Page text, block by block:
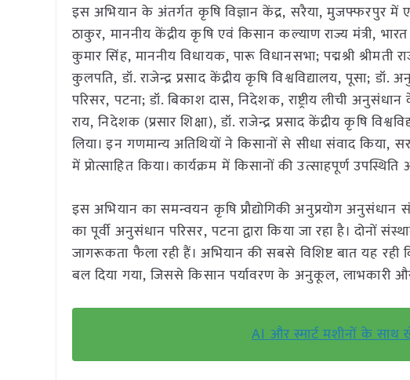
इस अभियान के अंतर्गत कृषि विज्ञान केंद्र, सरैया, मुजफ्फरपुर में
ठाकुर, माननीय केंद्रीय कृषि एवं किसान कल्याण राज्य मंत्री,
कुमार सिंह, माननीय विधायक, पारू विधानसभा; पद्मश्री श्रीमती
कुलपति, डॉ. राजेन्द्र प्रसाद केंद्रीय कृषि विश्वविद्यालय, पूसा;
परिसर, पटना; डॉ. बिकाश दास, निदेशक, राष्ट्रीय लीची
राय, निदेशक (प्रसार शिक्षा), डॉ. राजेन्द्र प्रसाद केंद्रीय कृषि
लिया। इन गणमान्य अतिथियों ने किसानों से सीधा संवाद किया,
में प्रोत्साहित किया। कार्यक्रम में किसानों की उत्साहपूर्ण
इस अभियान का समन्वयन कृषि प्रौद्योगिकी अनुप्रयोग
का पूर्वी अनुसंधान परिसर, पटना द्वारा किया जा रहा है। दोनों
जागरूकता फैला रही हैं। अभियान की सबसे विशिष्ट बात यह
बल दिया गया, जिससे किसान पर्यावरण के अनुकूल, लाभकारी
AI और स्मार्ट मशीनों के साथ